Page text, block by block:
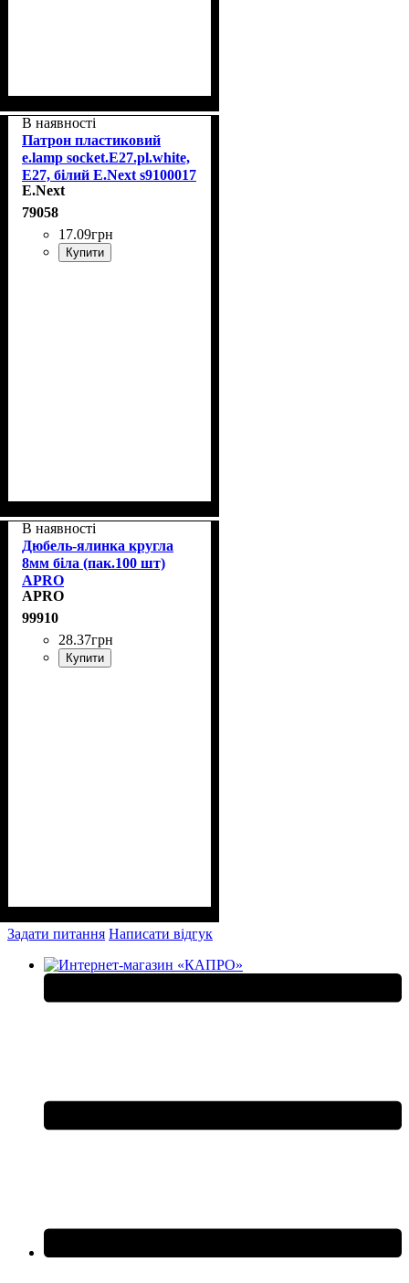
В наявності
Патрон пластиковий
e.lamp socket.E27.pl.white,
Е27, білий E.Next s9100017
E.Next
79058
17.09грн
Купити
В наявності
Дюбель-ялинка кругла
8мм біла (пак.100 шт)
APRO
APRO
99910
28.37грн
Купити
Задати питання Написати відгук